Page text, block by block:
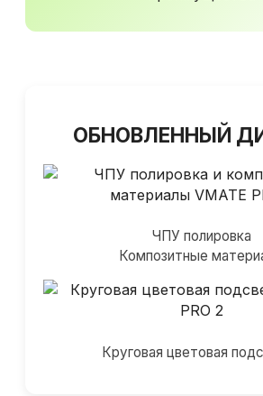
ОБНОВЛЕННЫЙ
ЧПУ полировка
Композитные
Круговая цветовая